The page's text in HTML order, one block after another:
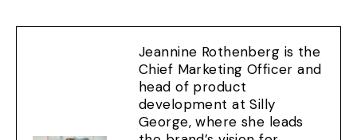
Jeannine Rothenberg is the
Chief Marketing Officer and
head of product
development at Silly
George, where she leads